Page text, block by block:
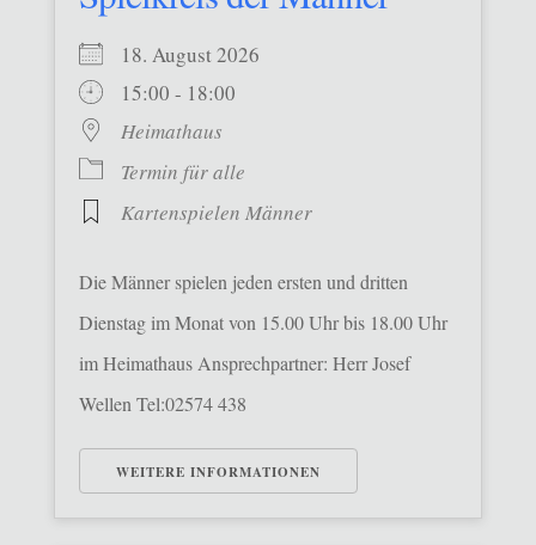
18. August 2026
15:00 - 18:00
Heimathaus
Termin für alle
Kartenspielen Männer
Die Männer spielen jeden ersten und dritten
Dienstag im Monat von 15.00 Uhr bis 18.00 Uhr
im Heimathaus Ansprechpartner: Herr Josef
Wellen Tel:02574 438
WEITERE INFORMATIONEN